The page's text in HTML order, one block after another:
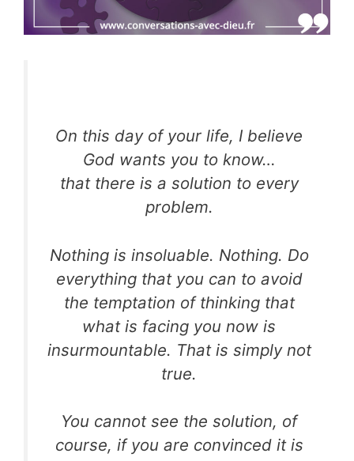
On this day of your life, I believe
God wants you to know…
that there is a solution to every
problem.
Nothing is insoluable. Nothing. Do
everything that you can to avoid
the temptation of thinking that
what is facing you now is
insurmountable. That is simply not
true.
You cannot see the solution, of
course, if you are convinced it is